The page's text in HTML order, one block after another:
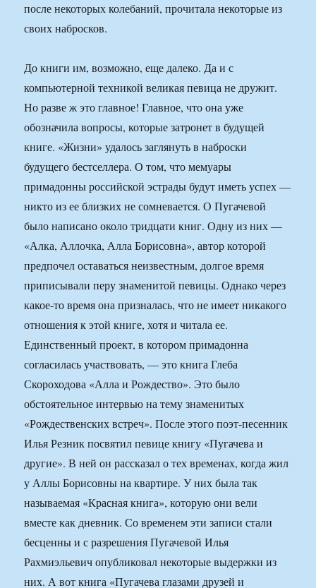
после некоторых колебаний, прочитала некоторые из
своих набросков.
До книги им, возможно, еще далеко. Да и с
компьютерной техникой великая певица не дружит.
Но разве ж это главное! Главное, что она уже
обозначила вопросы, которые затронет в будущей
книге. «Жизни» удалось заглянуть в наброски
будущего бестселлера. О том, что мемуары
примадонны российской эстрады будут иметь успех —
никто из ее близких не сомневается. О Пугачевой
было написано около тридцати книг. Одну из них —
«Алка, Аллочка, Алла Борисовна», автор которой
предпочел оставаться неизвестным, долгое время
приписывали перу знаменитой певицы. Однако через
какое-то время она призналась, что не имеет никакого
отношения к этой книге, хотя и читала ее.
Единственный проект, в котором примадонна
согласилась участвовать, — это книга Глеба
Скороходова «Алла и Рождество». Это было
обстоятельное интервью на тему знаменитых
«Рождественских встреч». После этого поэт-песенник
Илья Резник посвятил певице книгу «Пугачева и
другие». В ней он рассказал о тех временах, когда жил
у Аллы Борисовны на квартире. У них была так
называемая «Красная книга», которую они вели
вместе как дневник. Со временем эти записи стали
бесценны и с разрешения Пугачевой Илья
Рахмиэльевич опубликовал некоторые выдержки из
них. А вот книга «Пугачева глазами друзей и